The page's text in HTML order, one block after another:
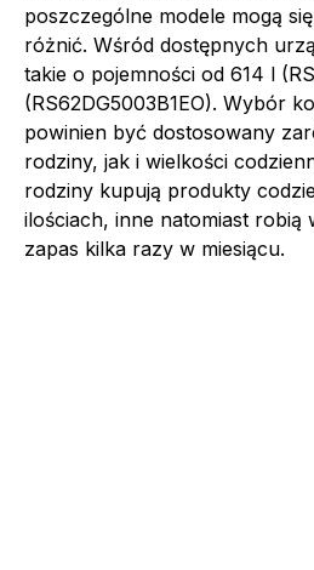
poszczególne modele mogą
różnić. Wśród dostępnych
takie o pojemności od 614 l
(RS62DG5003B1EO). Wybór
powinien być dostosowany
rodziny, jak i wielkości
rodziny kupują produkty
ilościach, inne natomiast robią
zapas kilka razy w miesiącu.